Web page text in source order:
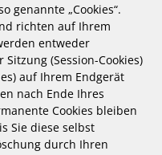
genannte „Cookies“.
richten auf Ihrem
entweder
(Session-Cookies)
auf Ihrem Endgerät
nach Ende Ihres
Cookies bleiben
Sie diese selbst
durch Ihren